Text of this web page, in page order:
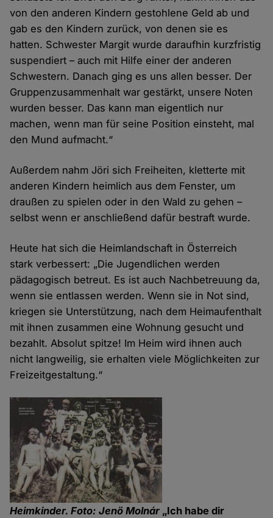
von den anderen Kindern gestohlene Geld ab und
gab es den Kindern zurück, von denen sie es
hatten. Schwester Margit wurde daraufhin kurzfristig
suspendiert – auch mit Hilfe einer der anderen
Schwestern. Danach ging es uns allen besser. Der
Gruppenzusammenhalt war gestärkt, unsere Noten
wurden besser. Das kann man eigentlich nur
machen, wenn man für seine Position einsteht, mal
den Mund aufmacht.“
Außerdem nahm Jöri sich Freiheiten, kletterte mit
anderen Kindern heimlich aus dem Fenster, um
draußen zu spielen oder in den Wald zu gehen –
selbst wenn er anschließend dafür bestraft wurde.
Heute hat sich die Heimlandschaft in Österreich
stark verbessert: „Die Jugendlichen werden
pädagogisch betreut. Es ist auch Nachbetreuung da,
wenn sie entlassen werden. Wenn sie in Not sind,
kriegen sie Unterstützung, nach dem Heimaufenthalt
mit ihnen zusammen eine Wohnung gesucht und
bezahlt. Absolut spitze! Im Heim wird ihnen auch
nicht langweilig, sie erhalten viele Möglichkeiten zur
Freizeitgestaltung.“
Heimkinder. Foto: Jenö Molnár „Ich habe dir